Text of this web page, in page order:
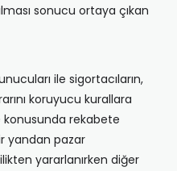
sonucu ortaya çıkan
ile sigortacıların,
koruyucu kurallara
konusunda rekabete
yandan pazar
yararlanırken diğer